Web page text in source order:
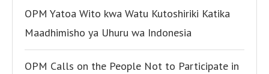
OPM Yatoa Wito kwa Watu Kutoshiriki Katika
Maadhimisho ya Uhuru wa Indonesia
OPM Calls on the People Not to Participate in